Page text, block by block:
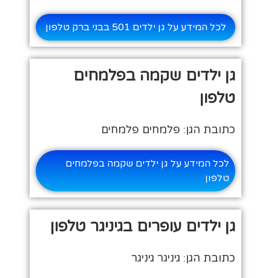
לכל המידע על גן ילדים 501 בבני ברק טלפון
גן ילדים שקמה בפלמחים
טלפון
כתובת הגן: פלמחים פלמחים
לכל המידע על גן ילדים שקמה בפלמחים
טלפון
גן ילדים עופרים בגיניגר טלפון
כתובת הגן: גיניגר גיניגר